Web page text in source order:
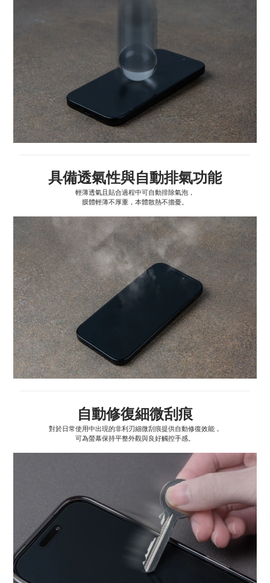
具備透氣性與自動排氣功能
輕薄透氣且貼合過程中可自動排除氣泡，
膜體輕薄不厚重，本體散熱不擔憂。
自動修復細微刮痕
對於日常使用中出現的非利刃細微刮痕提供自動修復效能，
可為螢幕保持平整外觀與良好觸控手感。